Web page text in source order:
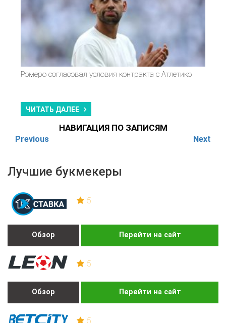
Лучшие букмекеры
5
Обзор Перейти на сайт
5
Обзор Перейти на сайт
5
Ромеро согласовал условия контракта с Атлетико
ЧИТАТЬ ДАЛЕЕ
НАВИГАЦИЯ ПО ЗАПИСЯМ
Previous Next